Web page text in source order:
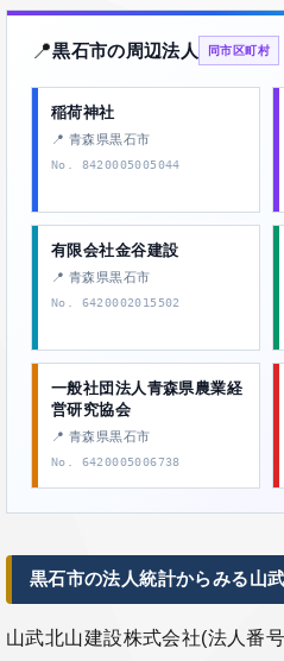
📍黒石市の周辺法人 同市区町村
稲荷神社
📍 青森県黒石市
No. 8420005005044
有限会社金谷建設
📍 青森県黒石市
No. 6420002015502
一般社団法人青森県農業経
営研究協会
📍 青森県黒石市
No. 6420005006738
黒石市の法人統計からみる山
山武北山建設株式会社(法人番